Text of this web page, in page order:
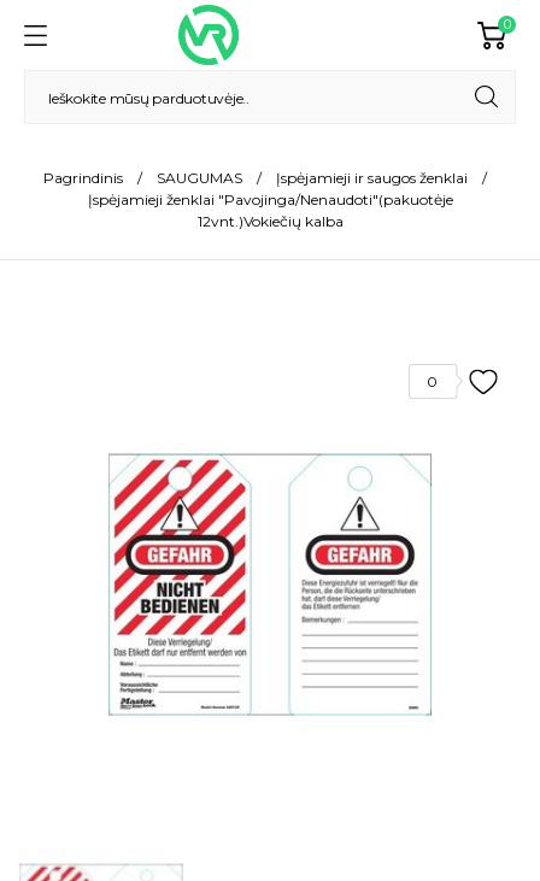
0
Pagrindinis SAUGUMAS
Įspėjamieji ir saugos ženklai
Įspėjamieji ženklai "Pavojinga/Nenaudoti"(pakuotėje
12vnt.)Vokiečių kalba
0